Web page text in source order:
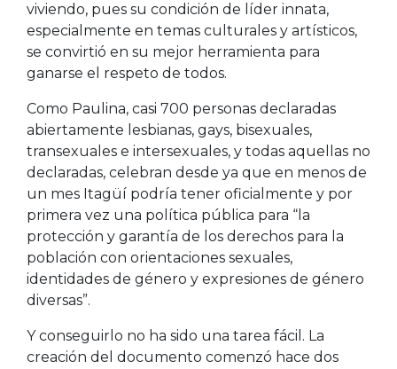
viviendo, pues su condición de líder innata,
especialmente en temas culturales y artísticos,
se convirtió en su mejor herramienta para
ganarse el respeto de todos.
Como Paulina, casi 700 personas declaradas
abiertamente lesbianas, gays, bisexuales,
transexuales e intersexuales, y todas aquellas no
declaradas, celebran desde ya que en menos de
un mes Itagüí podría tener oficialmente y por
primera vez una política pública para “la
protección y garantía de los derechos para la
población con orientaciones sexuales,
identidades de género y expresiones de género
diversas”.
Y conseguirlo no ha sido una tarea fácil. La
creación del documento comenzó hace dos